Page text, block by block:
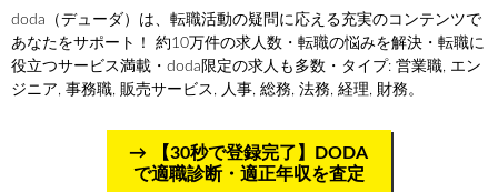
doda（デューダ）は、転職活動の疑問に応える充実のコンテンツで
あなたをサポート！ 約10万件の求人数・転職の悩みを解決・転職に
役立つサービス満載・doda限定の求人も多数・タイプ: 営業職, エン
ジニア, 事務職, 販売サービス, 人事, 総務, 法務, 経理, 財務。
【30秒で登録完了】DODA
で適職診断・適正年収を査定